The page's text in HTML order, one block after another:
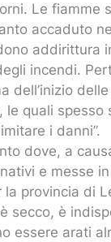
Le fiamme
accaduto
addirittura
incendi.
dell’inizio
quali
i danni”.
dove, a
e messe
provincia di
secco, è
essere arati